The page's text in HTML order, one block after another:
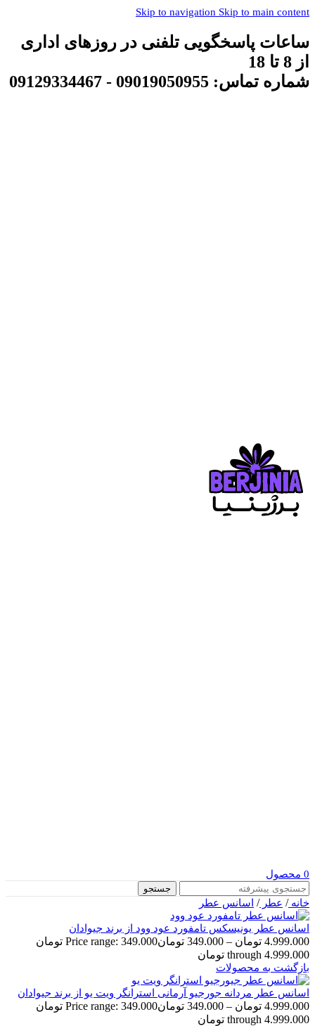
Skip to navigation Skip to main content
ساعات پاسخگویی تلفنی در روزهای اداری
از 8 تا 18
شماره تماس: 09019050955 - 09129334467
0 محصول
جستجو
خانه/ عطر/ اسانس عطر
اسانس عطر یونیسکس تامفورد عود وود از برند جیوادان
4.999.000 تومان –
349.000 تومان
Price range: 349.000 تومان
through 4.999.000 تومان
بازگشت به محصولات
اسانس عطر مردانه جورجیو آرمانی استرانگر ویت یو از برند جیوادان
4.999.000 تومان –
349.000 تومان
Price range: 349.000 تومان
through 4.999.000 تومان